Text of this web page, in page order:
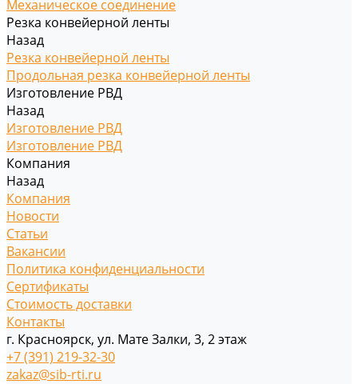
Механическое соединение
Резка конвейерной ленты
Назад
Резка конвейерной ленты
Продольная резка конвейерной ленты
Изготовление РВД
Назад
Изготовление РВД
Изготовление РВД
Компания
Назад
Компания
Новости
Статьи
Вакансии
Политика конфиденциальности
Сертификаты
Стоимость доставки
Контакты
г. Красноярск, ул. Мате Залки, 3, 2 этаж
+7 (391) 219-32-30
zakaz@sib-rti.ru